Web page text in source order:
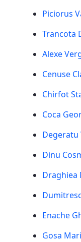
Piciorus
Trancota
Alexe
Cenuse
Chirfot
Coca
Degeratu
Dinu
Draghiea
Enache
Gosa